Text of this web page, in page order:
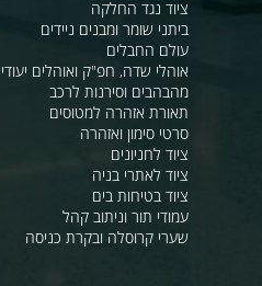
מראות פנורמיות וכדוריות
גנרטורים ומערכות חשמל
המחלקה לקשר ורדיו
ציוד נגד החלקה
ביתני שומר ומבנים ניידים
עולם החבלים
אוהלי שדה, חפ"ק ואוהלים יעודיים
מהבהבים וסירנות לרכב
תאורת אזהרה למטוסים
סרטי סימון ואזהרה
ציוד לחניונים
ציוד לאתרי בניה